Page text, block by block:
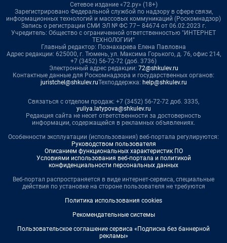
Сетевое издание «72.ру» (18+)
Зарегистрировано Федеральной службой по надзору в сфере связи,
информационных технологий и массовых коммуникаций (Роскомнадзор)
Запись о регистрации СМИ ЭЛ № ФС 77– 84674 от 06.02.2023 г.
Учредитель: Общество с ограниченной ответственностью "ИНТЕРНЕТ
ТЕХНОЛОГИИ"
Главный редактор: Познахарева Елена Павловна
Адрес редакции: 625000, г. Тюмень, ул. Максима Горького, д. 76, офис 214,
+7 (3452) 56-72-72 (доб. 3736)
Электронный адрес редакции: 72@shkulev.ru
Контактные данные для Роскомнадзора и государственных органов:
juristchel@shkulev.ruТехподдержка: help@shkulev.ru
Связаться с отделом продаж: +7 (3452) 56-72-72 доб. 3335,
yuliya.latypova@shkulev.ru
Редакция сайта не несет ответственности за достоверность
информации, содержащейся в рекламных объявлениях.
Особенности эксплуатации (использования) веб-портала регулируются:
Руководством пользователя
Описанием функциональных характеристик ПО
Условиями использования веб-портала и политикой
конфиденциальности персональных данных
Веб-портал распространяется в виде интернет-сервиса, специальные
действия по установке на стороне пользователя не требуются
Политика использования cookies
Рекомендательные системы
Пользовательское соглашение сервиса «Подписка без баннерной
рекламы»